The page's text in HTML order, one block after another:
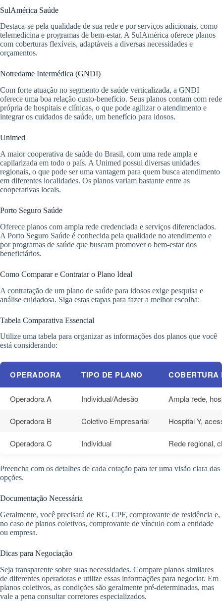
SulAmérica Saúde
Destaca-se pela qualidade de sua rede e por serviços adicionais, como
telemedicina e programas de bem-estar. A SulAmérica oferece planos
com coberturas flexíveis, adaptáveis a diversas necessidades e
orçamentos.
Notredame Intermédica (GNDI)
Com forte atuação no segmento de saúde verticalizada, a GNDI
oferece uma boa relação custo-benefício. Seus planos contam com rede
própria de hospitais e clínicas, o que pode agilizar o atendimento e
integrar os cuidados de saúde, um benefício para idosos.
Unimed
A maior cooperativa de saúde do Brasil, com uma rede ampla e
capilarizada em todo o país. A Unimed possui diversas unidades
regionais, o que pode ser uma vantagem para quem busca atendimento
em diferentes localidades. Os planos variam bastante entre as
cooperativas locais.
Porto Seguro Saúde
Oferece planos com ampla rede credenciada e serviços diferenciados.
A Porto Seguro Saúde é conhecida pela qualidade no atendimento e
por programas de saúde que buscam promover o bem-estar dos
beneficiários.
Como Comparar e Contratar o Plano Ideal
A contratação de um plano de saúde para idosos exige pesquisa e
análise cuidadosa. Siga estas etapas para fazer a melhor escolha:
Tabela Comparativa Essencial
Utilize uma tabela para organizar as informações dos planos que você
está considerando:
OPERADORA TIPO DE PLANO COBERTURA
Operadora A Individual/Adesão Ampla rede,
Operadora B Coletivo Empresarial Hospital Y,
Operadora C Individual Rede regional,
Preencha com os detalhes de cada cotação para ter uma visão clara das
opções.
Documentação Necessária
Geralmente, você precisará de RG, CPF, comprovante de residência e,
no caso de planos coletivos, comprovante de vínculo com a entidade
ou empresa.
Dicas para Negociação
Seja transparente sobre suas necessidades. Compare planos similares
de diferentes operadoras e utilize essas informações para negociar. Em
planos coletivos, as condições são geralmente pré-determinadas, mas
vale a pena consultar corretores especializados.